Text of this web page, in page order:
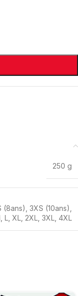
250 g
(8ans) 3XS (10ans)
L XL 2XL 3XL 4XL